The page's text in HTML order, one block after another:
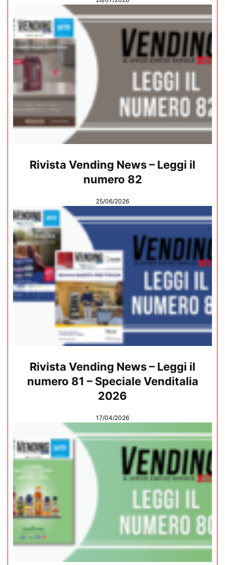
Rivista Vending News – Leggi il
numero 82
25/06/2026
Rivista Vending News – Leggi il
numero 81 – Speciale Venditalia
2026
17/04/2026